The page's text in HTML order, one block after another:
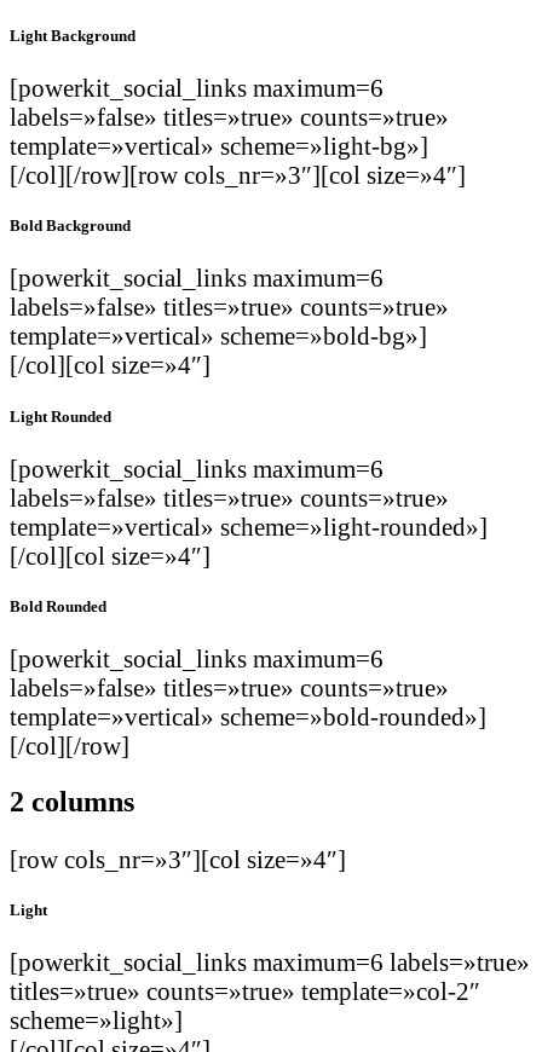
Light Background
[powerkit_social_links maximum=6
labels=»false» titles=»true» counts=»true»
template=»vertical» scheme=»light-bg»]
[/col][/row][row cols_nr=»3″][col size=»4″]
Bold Background
[powerkit_social_links maximum=6
labels=»false» titles=»true» counts=»true»
template=»vertical» scheme=»bold-bg»]
[/col][col size=»4″]
Light Rounded
[powerkit_social_links maximum=6
labels=»false» titles=»true» counts=»true»
template=»vertical» scheme=»light-rounded»]
[/col][col size=»4″]
Bold Rounded
[powerkit_social_links maximum=6
labels=»false» titles=»true» counts=»true»
template=»vertical» scheme=»bold-rounded»]
[/col][/row]
2 columns
[row cols_nr=»3″][col size=»4″]
Light
[powerkit_social_links maximum=6 labels=»true»
titles=»true» counts=»true» template=»col-2″
scheme=»light»]